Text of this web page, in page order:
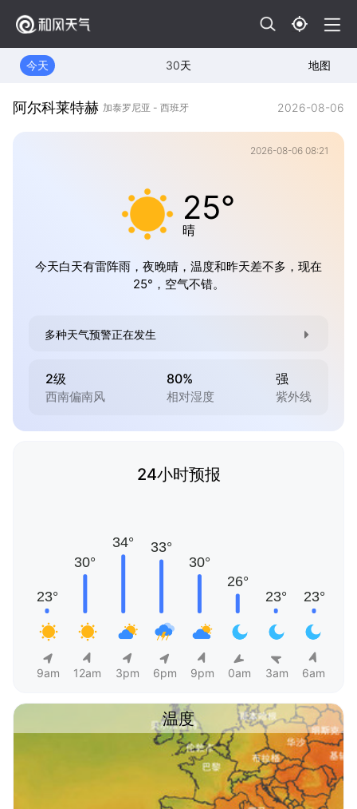
今天 30天 地图
阿尔科莱特赫 加泰罗尼亚 - 西班牙 2026-08-06
2026-08-06 08:21
25°
晴
今天白天有雷阵雨，夜晚晴，温度和昨天差不多，现在
25°，空气不错。
多种天气预警正在发生
2级
西南偏南风
80%
相对湿度
强
紫外线
24小时预报
9am 12am 3pm 6pm 9pm 0am 3am 6am
温度